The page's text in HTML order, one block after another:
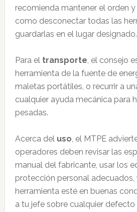
recomienda mantener el orden
como desconectar todas las
guardarlas en el lugar designado.
Para el transporte, el consejo
herramienta de la fuente de
maletas portátiles, o recurrir a
cualquier ayuda mecánica para
pesadas.
Acerca del uso, el MTPE
operadores deben revisar las
manual del fabricante, usar los
protección personal adecuados,
herramienta esté en buenas
a tu jefe sobre cualquier defecto